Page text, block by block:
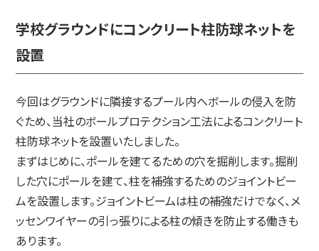
学校グラウンドにコンクリート柱防球ネットを
設置
今回はグラウンドに隣接するプール内へボールの侵入を防
ぐため、当社のボールプロテクション工法によるコンクリート
柱防球ネットを設置いたしました。
まずはじめに、ポールを建てるための穴を掘削します。掘削
した穴にポールを建て、柱を補強するためのジョイントビー
ムを設置します。ジョイントビームは柱の補強だけでなく、メ
ッセンワイヤーの引っ張りによる柱の傾きを防止する働きも
あります。